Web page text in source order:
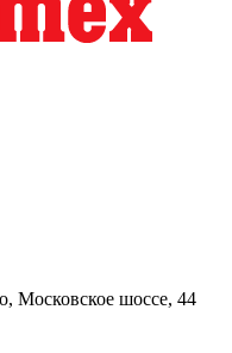
Московское шоссе, 44